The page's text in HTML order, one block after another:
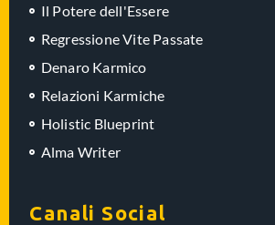
Il Potere dell'Essere
Regressione Vite Passate
Denaro Karmico
Relazioni Karmiche
Holistic Blueprint
Alma Writer
Canali Social